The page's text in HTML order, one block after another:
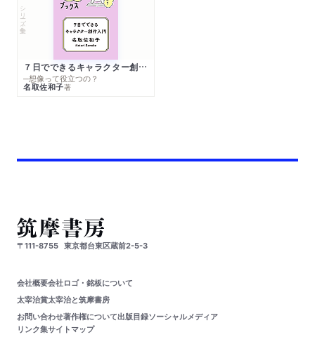
シリーズ・全集
７日でできるキャラクター創作入門
─想像って役立つの？
名取佐和子著
〒111-8755 東京都台東区蔵前2-5-3
会社概要会社ロゴ・銘板について
太宰治賞太宰治と筑摩書房
お問い合わせ著作権について出版目録ソーシャルメディア
リンク集サイトマップ